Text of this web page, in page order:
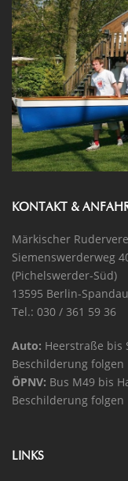
KONTAKT &
Märkischer
Siemenswerderweg
(Pichelswerder-Süd)
13595 Berlin-Spandau
Tel.: 030 / 361 59 36
Auto: Heerstraße bis
Beschilderung folgen
ÖPNV: Bus M49 bis
Beschilderung folgen
LINKS